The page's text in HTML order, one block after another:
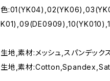
色
生地,素材:メッシュ,スパンデック
生地,素材